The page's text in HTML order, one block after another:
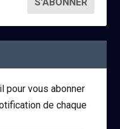
pour vous abonner
de chaque